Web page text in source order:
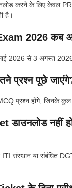
करने के लिए केवल
है।
2026 कब
2026 से 3 अगस्त
प्रश्न पूछे
MCQ प्रश्न होंगे, जिनके
नहीं हो
ITI संस्थान या संबंधित